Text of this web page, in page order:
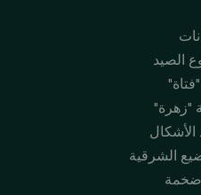
الصيد
"زهرة"
الأشكال
الشرقية